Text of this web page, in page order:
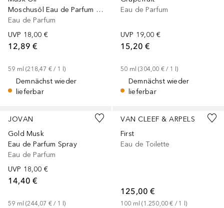
Moschusöl Eau de Parfum Spray
Eau de Parfum
UVP 18,00 €
12,89 €
59 ml (218,47 € / 1 l)
Demnächst wieder
lieferbar
Eau de Parfum
UVP 19,00 €
15,20 €
50 ml (304,00 € / 1 l)
Demnächst wieder
lieferbar
JOVAN
Gold Musk
Eau de Parfum Spray
Eau de Parfum
UVP 18,00 €
14,40 €
59 ml (244,07 € / 1 l)
VAN CLEEF & ARPELS
First
Eau de Toilette
125,00 €
100 ml (1.250,00 € / 1 l)